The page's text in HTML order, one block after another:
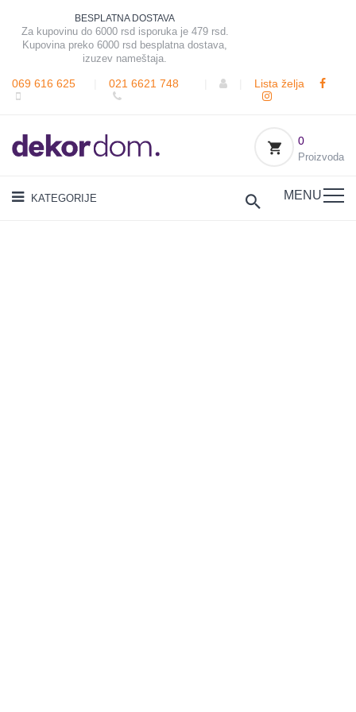
BESPLATNA DOSTAVA
Za kupovinu do 6000 rsd isporuka je 479 rsd.
Kupovina preko 6000 rsd besplatna dostava,
izuzev nameštaja.
069 616 625 021 6621 748 Lista želja
0
Proizvoda
KATEGORIJE MENU